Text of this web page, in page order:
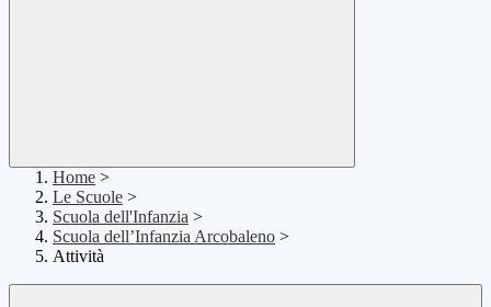
Home >
Le Scuole >
Scuola dell'Infanzia >
Scuola dell’Infanzia Arcobaleno >
Attività